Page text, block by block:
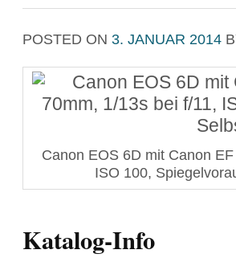
POSTED ON 3. JANUAR 2014
Canon EOS 6D mit Canon
ISO 100,
Katalog-Info